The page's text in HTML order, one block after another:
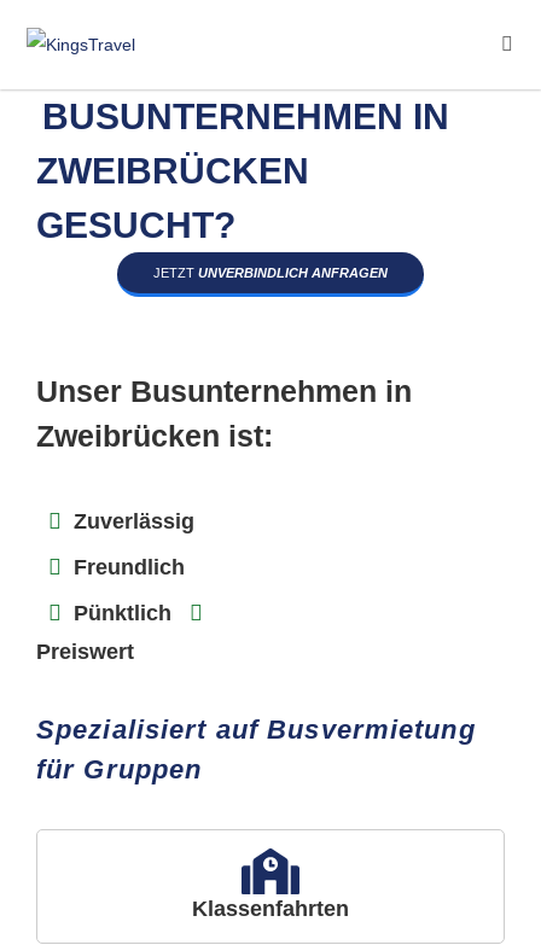
BUSUNTERNEHMEN IN
ZWEIBRÜCKEN
GESUCHT?
JETZT UNVERBINDLICH ANFRAGEN
Unser Busunternehmen in
Zweibrücken ist:
Zuverlässig
Freundlich
Pünktlich
Preiswert
Spezialisiert auf Busvermietung
für Gruppen
Klassenfahrten